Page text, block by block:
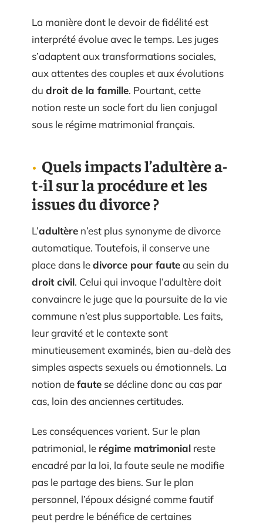
La manière dont le devoir de fidélité est
interprété évolue avec le temps. Les juges
s’adaptent aux transformations sociales,
aux attentes des couples et aux évolutions
du droit de la famille. Pourtant, cette
notion reste un socle fort du lien conjugal
sous le régime matrimonial français.
Quels impacts l’adultère a-
t-il sur la procédure et les
issues du divorce ?
L’adultère n’est plus synonyme de divorce
automatique. Toutefois, il conserve une
place dans ledivorce pour fauteau sein du
droit civil. Celui qui invoque l’adultère doit
convaincre le juge que la poursuite de la vie
commune n’est plus supportable. Les faits,
leur gravité et le contexte sont
minutieusement examinés, bien au-delà des
simples aspects sexuels ou émotionnels. La
notion defaute se décline donc au cas par
cas, loin des anciennes certitudes.
Les conséquences varient. Sur le plan
patrimonial, le régime matrimonial reste
encadré par la loi, la faute seule ne modifie
pas le partage des biens. Sur le plan
personnel, l’époux désigné comme fautif
peut perdre le bénéfice de certaines